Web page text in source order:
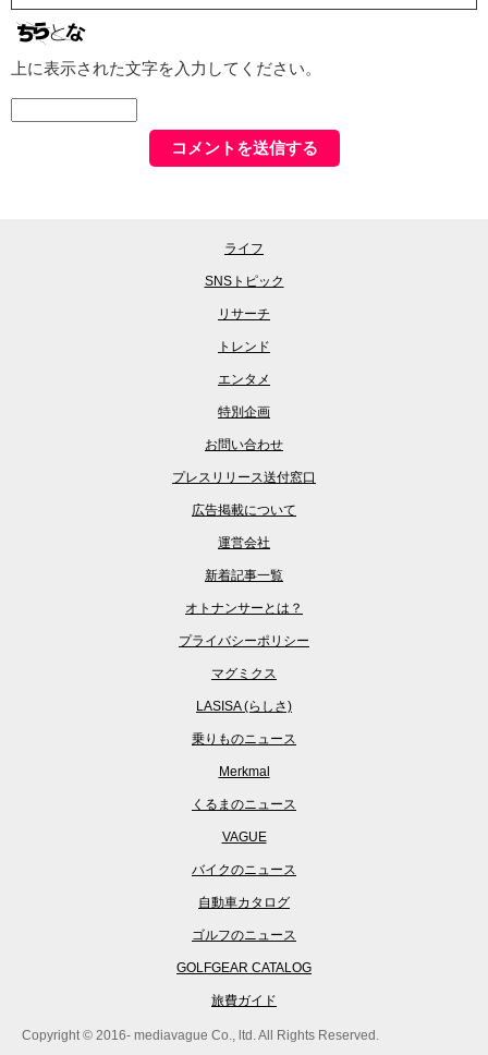
上に表示された文字を入力してください。
ライフ
SNSトピック
リサーチ
トレンド
エンタメ
特別企画
お問い合わせ
プレスリリース送付窓口
広告掲載について
運営会社
新着記事一覧
オトナンサーとは？
プライバシーポリシー
マグミクス
LASISA (らしさ)
乗りものニュース
Merkmal
くるまのニュース
VAGUE
バイクのニュース
自動車カタログ
ゴルフのニュース
GOLFGEAR CATALOG
旅費ガイド
Copyright © 2016- mediavague Co., ltd. All Rights Reserved.